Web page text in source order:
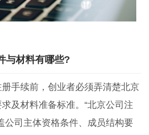
与材料有哪些?
手续前，创业者必须弄清楚北京
及材料准备标准。“北京公司注
公司主体资格条件、成员结构要